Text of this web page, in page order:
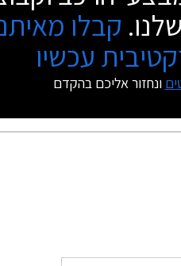
קבלו
עכשיו
ונחזור אליכם בהקדם